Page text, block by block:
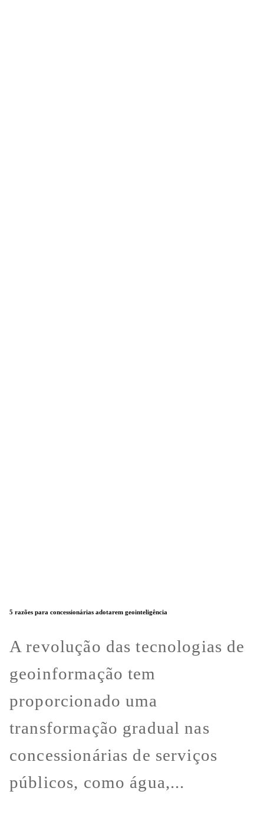
5 razões para concessionárias adotarem geointeligência
A revolução das tecnologias de
geoinformação tem
proporcionado uma
transformação gradual nas
concessionárias de serviços
públicos, como água,...